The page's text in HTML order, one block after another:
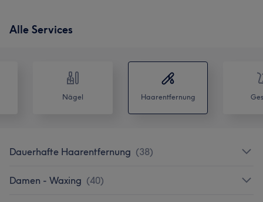
Alle Services
Nägel Haarentfernung
Dauerhafte Haarentfernung (38)
Damen - Waxing (40)